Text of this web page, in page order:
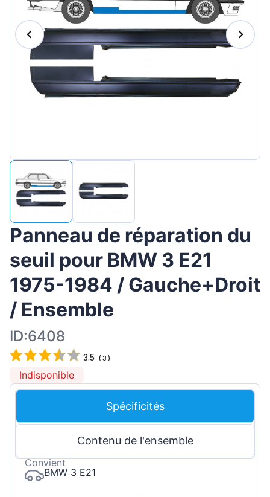
Magyar
Hrvatski
Slovenian
Panneau de réparation du
seuil pour BMW 3 E21
1975-1984 / Gauche+Droit
/ Ensemble
ID:6408
3.5 (3 )
Indisponible
Spécificités
Contenu de l'ensemble
Convient
BMW 3 E21